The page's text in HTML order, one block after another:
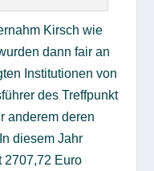
Kirsch wie
dann fair an
Institutionen von
des Treffpunkt
anderem deren
diesem Jahr
2707,72 Euro